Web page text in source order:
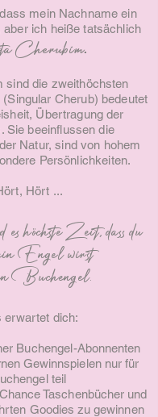
mein Nachname ein
aber ich heiße tatsächlich
Cherubim.
sind die zweithöchsten
Cherub) bedeutet
Übertragung der
Sie beeinflussen die
Natur, sind von hohem
Persönlichkeiten.
Hört ...
höchste Zeit, dass du
Engel wirst
Buchengel.
erwartet dich:
Buchengel-Abonnenten
Gewinnspielen nur für
teil
Taschenbücher und
Goodies zu gewinnen